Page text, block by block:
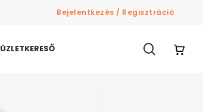
Bejelentkezés / Regisztráció
ÜZLETKERESŐ search